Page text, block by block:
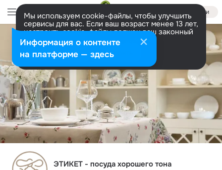
Войти
Мы используем cookie-файлы, чтобы улучшить
сервисы для вас. Если ваш возраст менее 13 лет,
настроить cookie-файлы должен ваш законный
представитель. Больше информации
Разрешить все Настроить
ЭТИКЕТ - посуда хорошего тона
Информация о контенте
на платформе — здесь